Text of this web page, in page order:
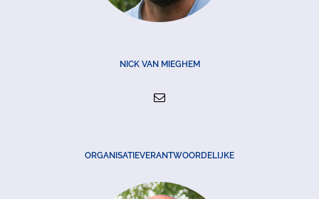
NICK VAN MIEGHEM
ORGANISATIEVERANTWOORDELIJKE